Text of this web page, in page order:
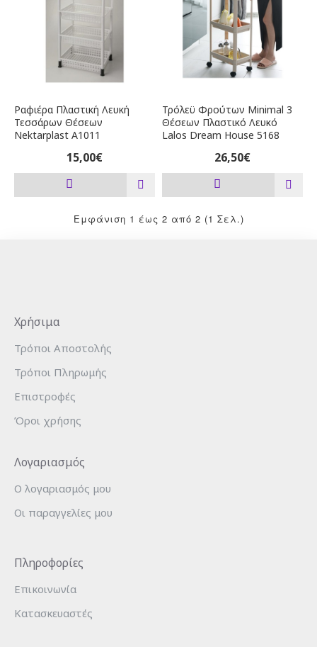
Ραφιέρα Πλαστική Λευκή
Τεσσάρων Θέσεων
Nektarplast A1011
15,00€
Τρόλεϋ Φρούτων Minimal 3
Θέσεων Πλαστικό Λευκό
Lalos Dream House 5168
26,50€
Εμφάνιση 1 έως 2 από 2 (1 Σελ.)
Χρήσιμα
Τρόποι Αποστολής
Τρόποι Πληρωμής
Επιστροφές
Όροι χρήσης
Λογαριασμός
Ο λογαριασμός μου
Οι παραγγελίες μου
Πληροφορίες
Επικοινωνία
Κατασκευαστές